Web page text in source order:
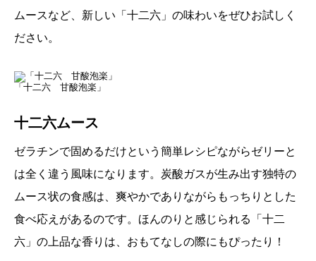
ムースなど、新しい「十二六」の味わいをぜひお試しく
ださい。
「十二六 甘酸泡楽」
十二六ムース
ゼラチンで固めるだけという簡単レシピながらゼリーと
は全く違う風味になります。炭酸ガスが生み出す独特の
ムース状の食感は、爽やかでありながらもっちりとした
食べ応えがあるのです。ほんのりと感じられる「十二
六」の上品な香りは、おもてなしの際にもぴったり！